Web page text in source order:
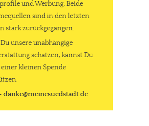
und Werbung. Beide
sind in den letzten
stark zurückgegangen.
unsere unabhängige
schätzen, kannst Du
kleinen Spende
danke@meinesuedstadt.de